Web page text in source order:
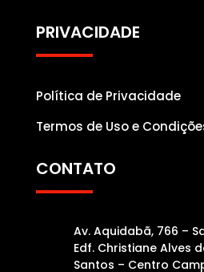
PRIVACIDADE
Política de Privacidade
Termos de Uso e
CONTATO
Av. Aquidabã, 766 –
Edf. Christiane Alves
Santos – Centro